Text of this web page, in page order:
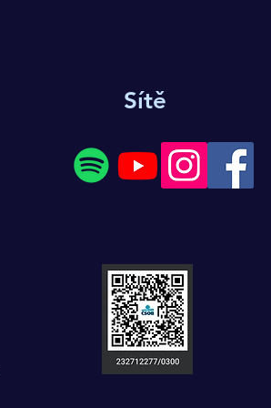
Sítě